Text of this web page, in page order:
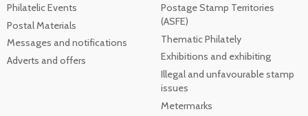
Philatelic Events
Postal Materials
Messages and notifications
Adverts and offers
Postage Stamp Territories
(ASFE)
Thematic Philately
Exhibitions and exhibiting
Illegal and unfavourable stamp
issues
Metermarks